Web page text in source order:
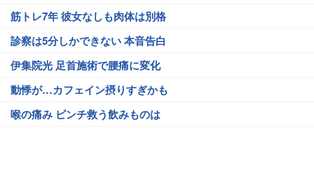
筋トレ7年 彼女なしも肉体は別格
診察は5分しかできない 本音告白
伊集院光 足首施術で腰痛に変化
動悸が…カフェイン摂りすぎかも
喉の痛み ピンチ救う飲みものは